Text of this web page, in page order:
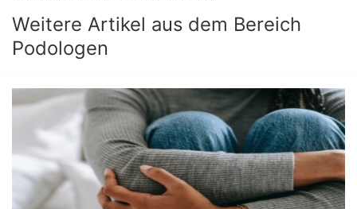
Weitere Artikel aus dem Bereich
Podologen